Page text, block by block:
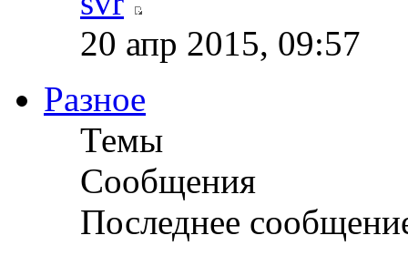
20 апр 2015, 09:57
Разное
Темы
Сообщения
Последнее